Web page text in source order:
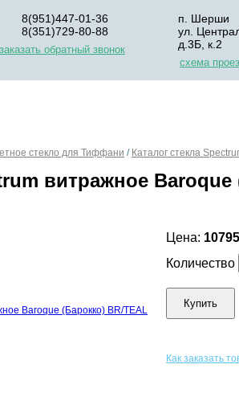
8(951)447-01-36
8(351)729-80-88
заказать обратный звонок
п. Шерши
ул.
д.3Б, к.2
схема
стекло для Тиффани / Каталог стекла
витражное Baroque
Цена: 10795
Количество
Купить
Как заказать